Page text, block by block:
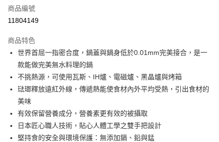
合作金庫商業銀行
上海商業儲蓄銀行
臺灣中小企業銀行
匯豐（台灣）商業銀行
華泰商業銀行
聯邦商業銀行
元大商業銀行
永豐商業銀行
玉山商業銀行
星展（台灣）商業銀行
台灣樂天信用卡公司
合作金庫商業銀行
上海商業儲蓄銀行
國泰世華商業銀行
兆豐國際商業銀行
匯豐（台灣）商業銀行
聯邦商業銀行
遠東國際商業銀行
元大商業銀行
永豐商業銀行
玉山商業銀行
台新國際商業銀行
中國信託商業銀行
即享券
LINE Pay
Apple Pay
街口支付
Google Pay
ATM付款
運送方式
商品編號
11804149
商品特色
世界首屈一指密合度，鍋蓋與鍋身低於0.01mm完美接合，是一
款能做完美無水料理的鍋
不挑熱源，可使用瓦斯、IH爐、電磁爐、黑晶爐與烤箱
琺瑯釋放遠紅外線，傳遞熱能使食材內外平均受熱，引出食材的
美味
有效保留營養成分，營養素更有效的被攝取
日本匠心職人技術，貼心人體工學之雙手把設計
堅持食的安全與環境保護：無添加鎘、鉛與錳